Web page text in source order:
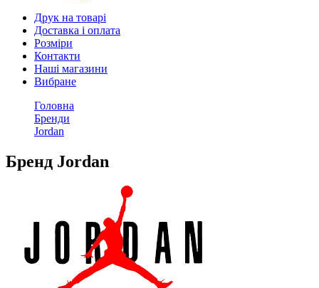
Друк на товарі
Доставка і оплата
Розміри
Контакти
Наші магазини
Вибране
Головна
Бренди
Jordan
Бренд Jordan